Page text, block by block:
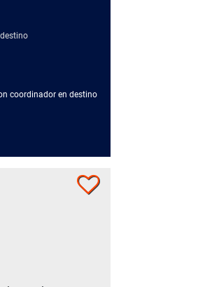
coordinador en destino